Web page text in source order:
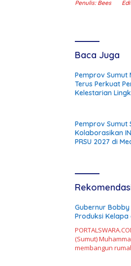
Penulis: Bees
Baca Juga
Pemprov Sumut
Terus Perkuat
Kelestarian
Pemprov Sumut
Kolaborasikan
PRSU 2027 di
Gubernur
Produksi
(Sumut)
membangun